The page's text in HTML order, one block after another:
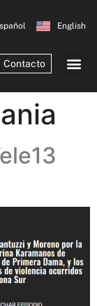
English
Contacto